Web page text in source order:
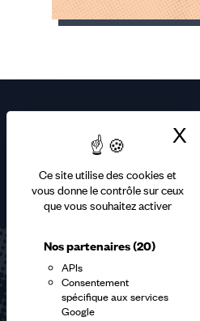
Ce site utilise des cookies et
vous donne le contrôle sur ceux
que vous souhaitez activer
Nos partenaires(20)
APIs
Consentement
spécifique aux services
Google
X
Éléments
sur
accessibles